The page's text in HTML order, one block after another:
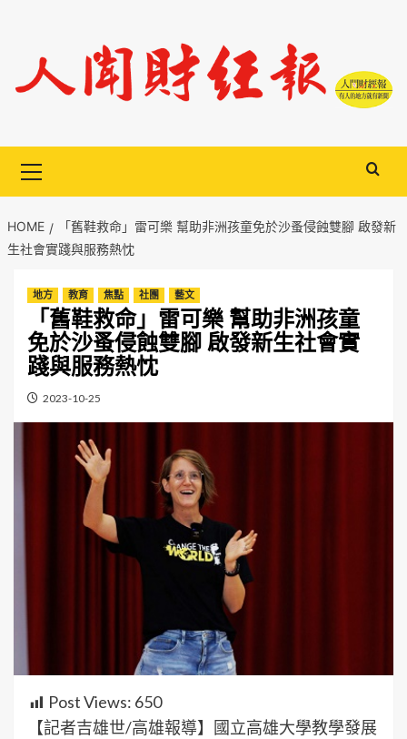
content
Menu
HOME
「舊鞋救命」雷可樂 幫助非洲孩童免於沙蚤侵蝕雙腳 啟發新
生社會實踐與服務熱忱
地方 教育 焦點 社團 藝文
「舊鞋救命」雷可樂 幫助非洲孩童
免於沙蚤侵蝕雙腳 啟發新生社會實
踐與服務熱忱
2023-10-25
Post Views: 650
【記者吉雄世/高雄報導】國立高雄大學教學發展